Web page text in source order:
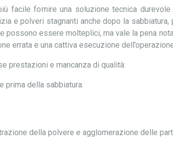
facile fornire una soluzione tecnica
e polveri stagnanti anche dopo la
essere molteplici, ma vale la pena
errata e una cattiva esecuzione
prestazioni e mancanza di qualità:
prima della sabbiatura.
della polvere e agglomerazione delle